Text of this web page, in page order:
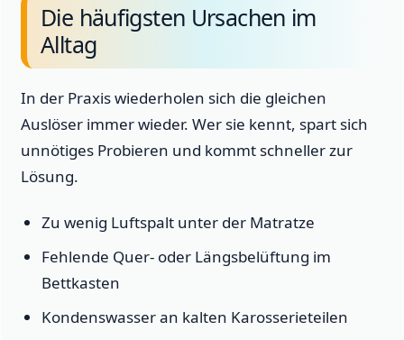
Die häufigsten Ursachen im
Alltag
In der Praxis wiederholen sich die gleichen
Auslöser immer wieder. Wer sie kennt, spart sich
unnötiges Probieren und kommt schneller zur
Lösung.
Zu wenig Luftspalt unter der Matratze
Fehlende Quer- oder Längsbelüftung im
Bettkasten
Kondenswasser an kalten Karosserieteilen